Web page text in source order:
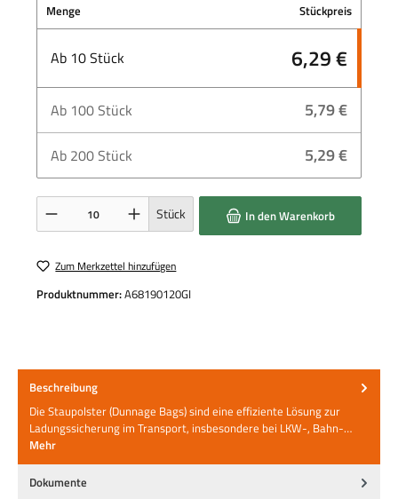
Menge Stückpreis
Ab 10Stück 6,29 €
Ab 100Stück 5,79 €
Ab 200Stück 5,29 €
Produkt Anzahl: Gib den gewünschten Wert ein oder benutze die Schaltflächen um
Stück In den Warenkorb
Zum Merkzettel hinzufügen
Produktnummer:A68190120GI
Beschreibung
Die Staupolster (Dunnage Bags) sind eine effiziente Lösung zur
Ladungssicherung im Transport, insbesondere bei LKW-, Bahn-…
Mehr
Dokumente